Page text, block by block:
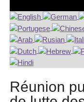
Réunion